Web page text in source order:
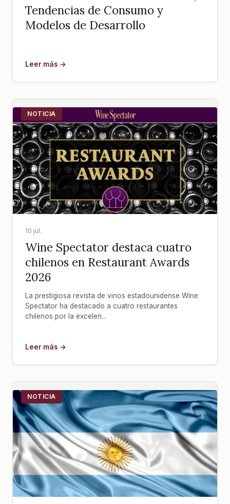
Tendencias de Consumo y
Modelos de Desarrollo
Leer más →
NOTICIA
10 jul.
Wine Spectator destaca cuatro
chilenos en Restaurant Awards
2026
La prestigiosa revista de vinos estadounidense Wine
Spectator ha destacado a cuatro restaurantes
chilenos por la excelen...
Leer más →
NOTICIA